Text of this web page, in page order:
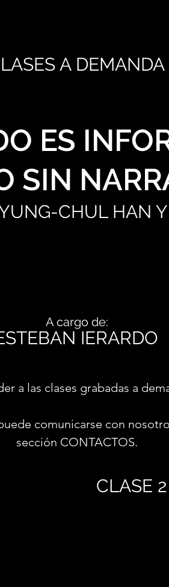
A DEMANDA
ES
SIN
CHUL HAN
IERARDO
A cargo de:
a las clases grabadas a
comunicarse con
sección CONTACTOS.
CLASE 2